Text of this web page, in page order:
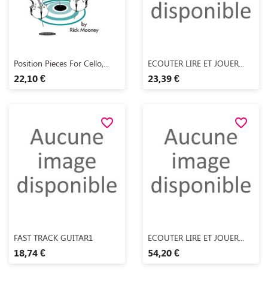
 Aperçu rapide
Position Pieces For Cello,...
22,10 €
Aperçu rapide
ECOUTER LIRE ET JOUER...
23,39 €
Aperçu rapide
FAST TRACK GUITAR1
18,74 €
favorite_border
Aperçu rapide
ECOUTER LIRE ET JOUER...
54,20 €
favorite_border